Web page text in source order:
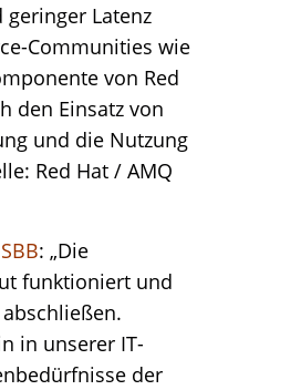
Latenz
Communities wie
von Red
den Einsatz von
und die Nutzung
Red Hat / AMQ
SBB: „Die
funktioniert und
in unserer IT-
der